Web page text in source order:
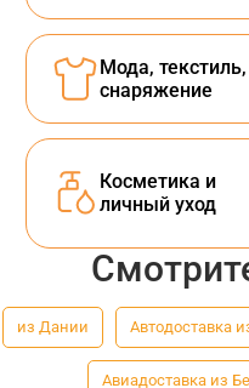
Мода, текстиль,
снаряжение
Косметика и
личный уход
из Дании Автодоставка
Авиадоставка из